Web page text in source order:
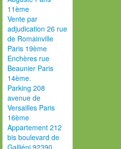
11ème
Vente par
adjudication 26 rue
de Romainville
Paris 19ème
Enchères rue
Beaunier Paris
14ème.
Parking 208
avenue de
Versailles Paris
16ème
Appartement 212
bis boulevard de
Galliéni 92390